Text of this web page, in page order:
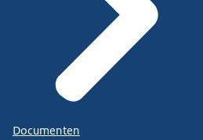
Documenten